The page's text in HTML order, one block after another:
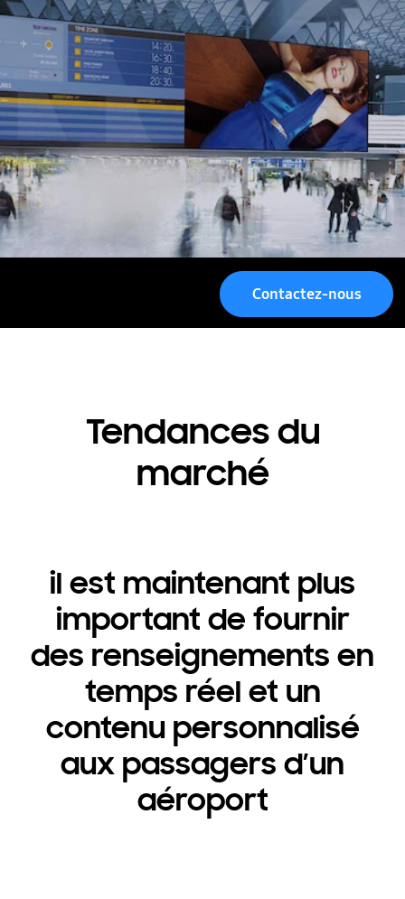
Contactez-nous
Tendances du
marché
il est maintenant plus
important de fournir
des renseignements en
temps réel et un
contenu personnalisé
aux passagers d’un
aéroport